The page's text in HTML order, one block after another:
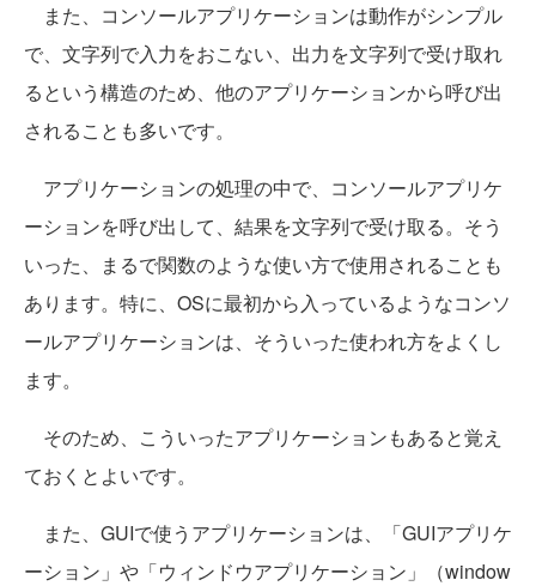
また、コンソールアプリケーションは動作がシンプル
で、文字列で入力をおこない、出力を文字列で受け取れ
るという構造のため、他のアプリケーションから呼び出
されることも多いです。
アプリケーションの処理の中で、コンソールアプリケ
ーションを呼び出して、結果を文字列で受け取る。そう
いった、まるで関数のような使い方で使用されることも
あります。特に、OSに最初から入っているようなコンソ
ールアプリケーションは、そういった使われ方をよくし
ます。
そのため、こういったアプリケーションもあると覚え
ておくとよいです。
また、GUIで使うアプリケーションは、「GUIアプリケ
ーション」や「ウィンドウアプリケーション」（window